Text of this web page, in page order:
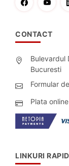
CONTACT
Bulevardul
Bucuresti
Formular
Plata
LINKURI